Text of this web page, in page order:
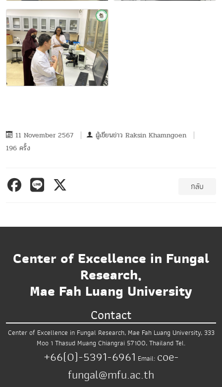
11 November 2567 ผู้เขียนข่าว Raksin Khamngoen
196 ครั้ง
กลับ
Center of Excellence in Fungal
Research,
Mae Fah Luang University
Contact
Center of Excellence in Fungal Research, Mae Fah Luang University, 333
Moo 1 Thasud Muang Chiangrai 57100, ThailandTel.
+66(0)-5391-6961 Email: coe-
fungal@mfu.ac.th